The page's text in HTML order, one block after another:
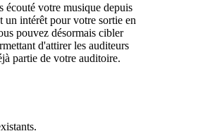
écouté votre musique depuis
un intérêt pour votre sortie en
pouvez désormais cibler
d'attirer les auditeurs
partie de votre auditoire.